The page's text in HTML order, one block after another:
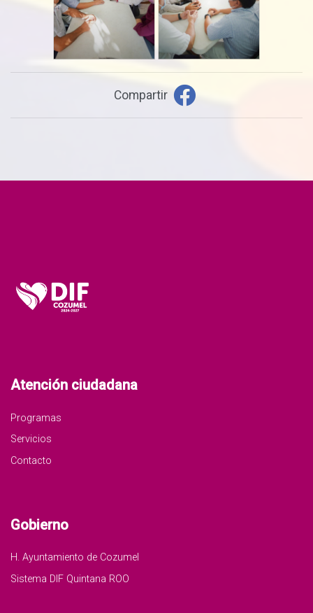
Compartir
Atención ciudadana
Programas
Servicios
Contacto
Gobierno
H. Ayuntamiento de Cozumel
Sistema DIF Quintana ROO